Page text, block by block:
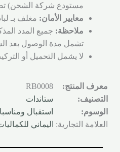
مستودع شركة الشحن) تصل إلى
معايير الأمان: مغلف بـ
ملاحظة: جميع المدد
تشمل مدة الوصول بعد
لا يشمل التحميل أو
معرف المنتج:
RB0008
التصنيف:
ستاندات
الوسوم:
استقبال
العلامة التجارية: اليماني